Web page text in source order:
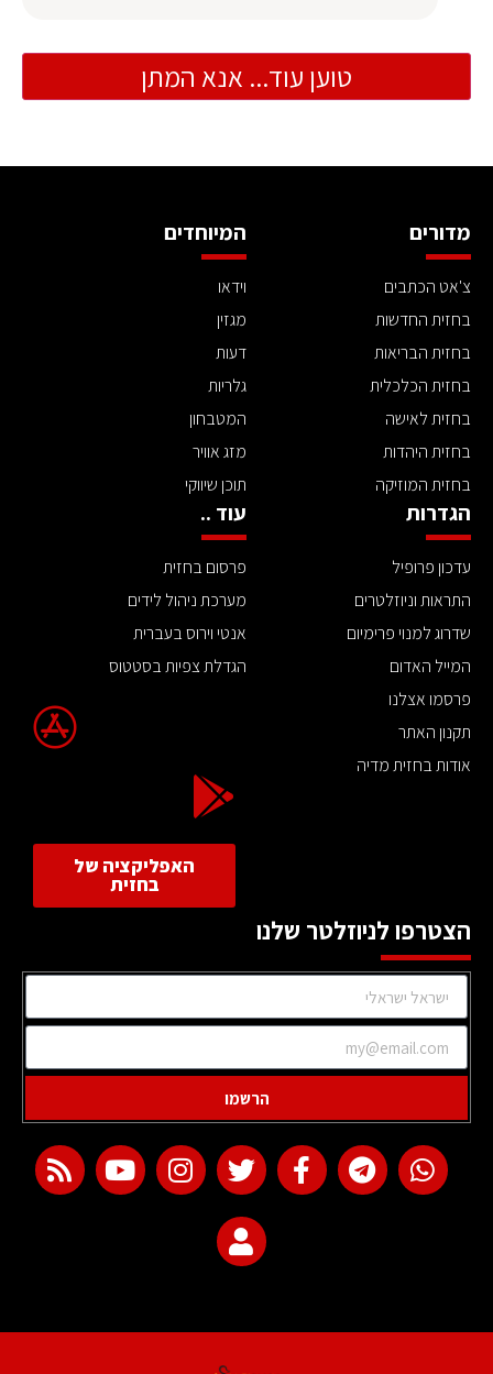
טוען עוד... אנא המתן
מדורים
צ'אט הכתבים
בחזית החדשות
בחזית הבריאות
בחזית הכלכלית
בחזית לאישה
בחזית היהדות
בחזית המוזיקה
המיוחדים
וידאו
מגזין
דעות
גלריות
המטבחון
מזג אוויר
תוכן שיווקי
הגדרות
עדכון פרופיל
התראות וניוזלטרים
שדרוג למנוי פרימיום
המייל האדום
פרסמו אצלנו
תקנון האתר
אודות בחזית מדיה
עוד ..
פרסום בחזית
מערכת ניהול לידים
אנטי וירוס בעברית
הגדלת צפיות בסטטוס
האפליקציה של
בחזית
הצטרפו לניוזלטר שלנו
הרשמו